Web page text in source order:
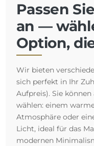
Passen
an —
Option,
Wir bieten
sich perfekt in Ihr
Aufpreis). Sie können
wählen: einem
Atmosphäre oder
Licht, ideal für das
modernen